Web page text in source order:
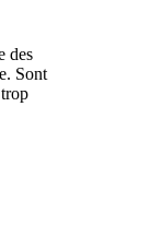
des
Sont